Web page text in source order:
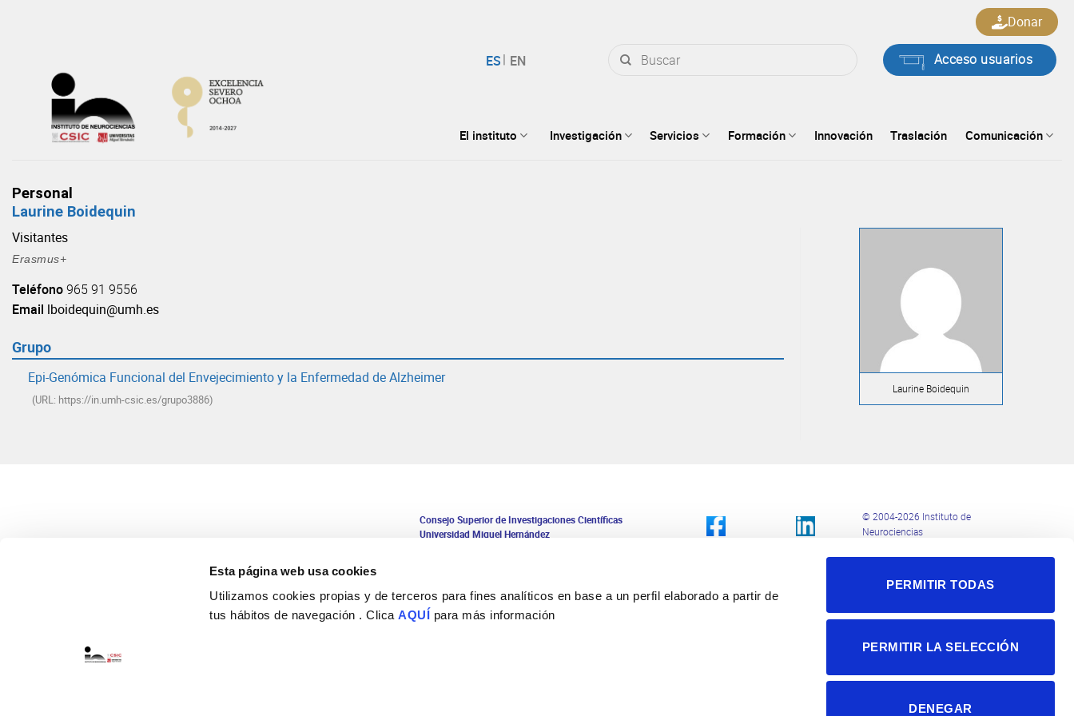
Esta página web usa cookies
Utilizamos cookies propias y de terceros para fines analíticos en base a un perfil elaborado a partir de
tus hábitos de navegación . ClicaAQUÍ para más información
PERMITIR TODAS
PERMITIR LA SELECCIÓN
DENEGAR
por:
Acceso usuarios
Donar
El instituto Investigación Servicios Formación Innovación Traslación Comunicación
Personal
Laurine Boidequin
Visitantes
Erasmus+
Teléfono965 91 9556
Email lboidequin@umh.es
Grupo
Epi-Genómica Funcional del Envejecimiento y la Enfermedad de Alzheimer
(URL: https://in.umh-csic.es/grupo3886)
Laurine Boidequin
Consejo Superior de Investigaciones Científicas
Universidad Miguel Hernández
Tel. + 34 965 23 37 00
Fax + 34 965 91 95 61
© 2004-2026 Instituto de
Neurociencias
Política de cookies
Accesibilidad